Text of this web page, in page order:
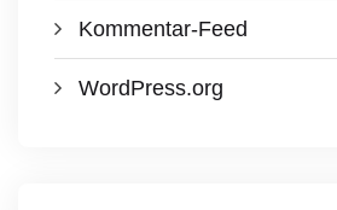
Kommentar-Feed
WordPress.org